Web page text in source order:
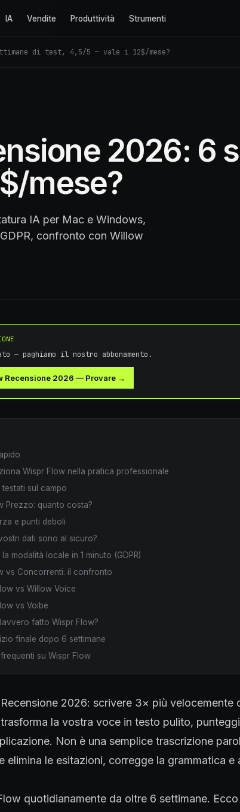
IA Vendite Produttività Strumenti
di test, 4,5/5 — vale i 12$/mese?
2026: 6
mese?
IA per Mac e Windows,
confronto con Willow
— paghiamo il nostro abbonamento.
Recensione 2026 — Provare →
Wispr Flow nella pratica professionale
testati sul campo
Prezzo: quanto costa?
e punti deboli
dati sono al sicuro?
modalità locale in 1 minuto (GDPR)
vs Concorrenti: il confronto
vs Willow Voice
vs Voibe
fatto Wispr Flow?
finale dopo 6 settimane
su Wispr Flow
2026: scrivere 3× più velocemente
la vostra voce in testo pulito,
Non è una semplice trascrizione
elimina le esitazioni, corregge la grammatica e
quotidianamente da oltre 6 settimane.